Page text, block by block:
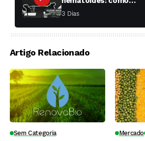
aumentar a
produtividade das
soqueiras?
3 Dias ⁮
Artigo Relacionado
Sem Categoria Mercado